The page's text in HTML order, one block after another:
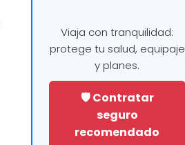
Viaja con tranquilidad:
protege tu salud, equipaje
y planes.
🛡️ Contratar
seguro
recomendado